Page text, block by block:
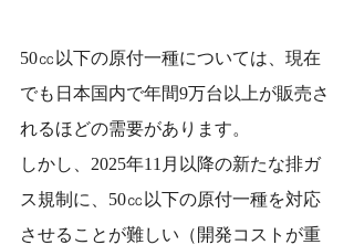
50㏄以下の原付一種については、現在
でも日本国内で年間9万台以上が販売さ
れるほどの需要があります。
しかし、2025年11月以降の新たな排ガ
ス規制に、50㏄以下の原付一種を対応
させることが難しい（開発コストが重